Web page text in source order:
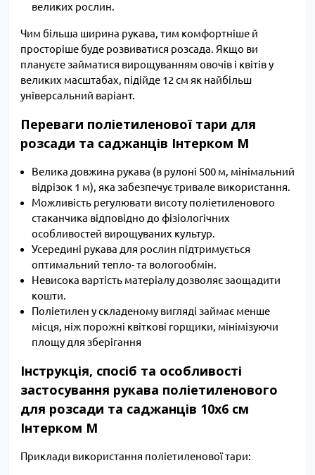
великих рослин.
Чим більша ширина рукава, тим комфортніше й
просторіше буде розвиватися розсада. Якщо ви
плануєте займатися вирощуванням овочів і квітів у
великих масштабах, підійде 12 см як найбільш
універсальний варіант.
Переваги поліетиленової тари для
розсади та саджанців Інтерком М
Велика довжина рукава (в рулоні 500 м, мінімальний
відрізок 1 м), яка забезпечує тривале використання.
Можливість регулювати висоту поліетиленового
стаканчика відповідно до фізіологічних
особливостей вирощуваних культур.
Усередині рукава для рослин підтримується
оптимальний тепло- та вологообмін.
Невисока вартість матеріалу дозволяє заощадити
кошти.
Поліетилен у складеному вигляді займає менше
місця, ніж порожні квіткові горщики, мінімізуючи
площу для зберігання
Інструкція, спосіб та особливості
застосування рукава поліетиленового
для розсади та саджанців 10х6 см
Інтерком М
Приклади використання поліетиленової тари: